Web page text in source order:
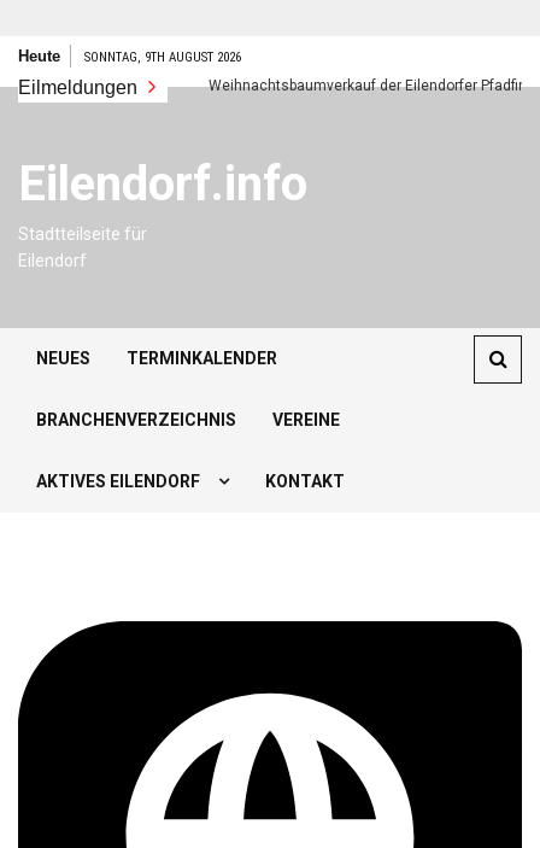
Zum
springen
Heute SONNTAG, 9TH AUGUST 2026
Eilmeldungen
neues Jahr Weihnachtsbaumverkauf der Eilendorfer Pfadfinder
Eilendorf.info
Stadtteilseite für
Eilendorf
NEUES TERMINKALENDER
BRANCHENVERZEICHNIS VEREINE
AKTIVES EILENDORF KONTAKT